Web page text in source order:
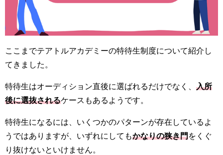
ここまでテアトルアカデミーの特待生制度について紹介し
てきました。
特待生はオーディション直後に選ばれるだけでなく、 入所
後に選抜されるケースもあるようです。
特待生になるには、いくつかのパターンが存在しているよ
うではありますが、いずれにしてもかなりの狭き門をくぐ
り抜けないといけません。